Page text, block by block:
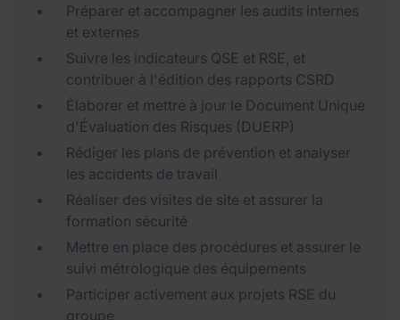
Préparer et accompagner les audits internes
et externes
Suivre les indicateurs QSE et RSE, et
contribuer à l'édition des rapports CSRD
Élaborer et mettre à jour le Document Unique
d'Évaluation des Risques (DUERP)
Rédiger les plans de prévention et analyser
les accidents de travail
Réaliser des visites de site et assurer la
formation sécurité
Mettre en place des procédures et assurer le
suivi métrologique des équipements
Participer activement aux projets RSE du
groupe